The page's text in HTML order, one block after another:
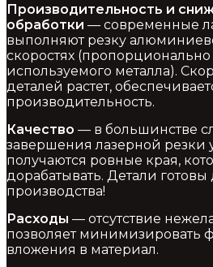
Производительность и
обработки — современные
выполняют резку
скоростях
используемого металла).
деталей растет,
производительность.
Качество — в большинстве
завершения лазерной резки
получаются ровные края,
дорабатывать. Детали
производства!
Расходы — отсутствие
позволяет минимизировать
вложения в материал.